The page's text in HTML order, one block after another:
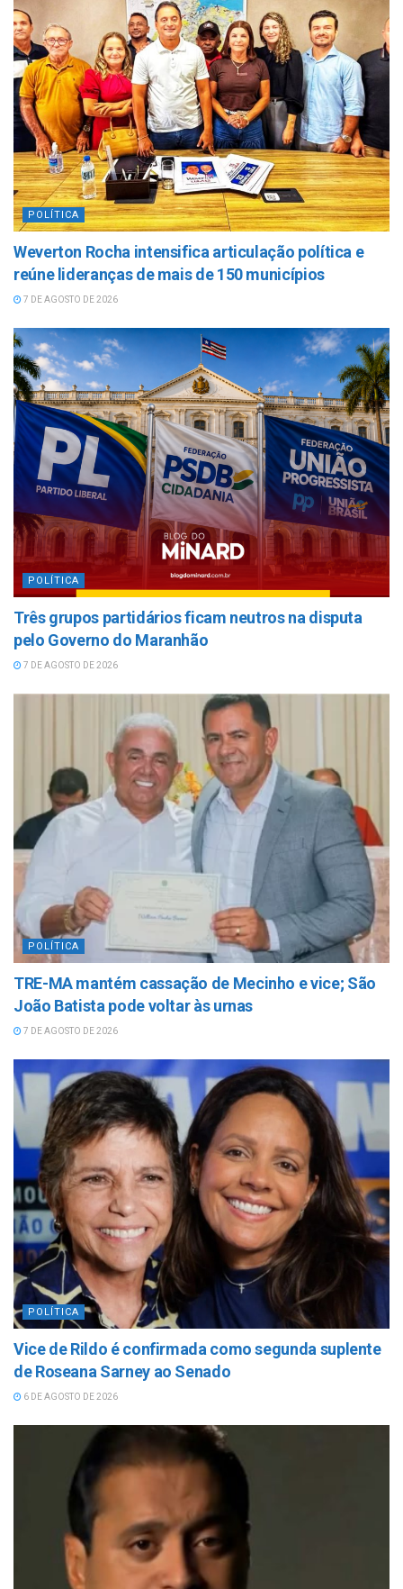
POLÍTICA
Weverton Rocha intensifica articulação política e
reúne lideranças de mais de 150 municípios
7 DE AGOSTO DE 2026
POLÍTICA
Três grupos partidários ficam neutros na disputa
pelo Governo do Maranhão
7 DE AGOSTO DE 2026
POLÍTICA
TRE-MA mantém cassação de Mecinho e vice; São
João Batista pode voltar às urnas
7 DE AGOSTO DE 2026
POLÍTICA
Vice de Rildo é confirmada como segunda suplente
de Roseana Sarney ao Senado
6 DE AGOSTO DE 2026